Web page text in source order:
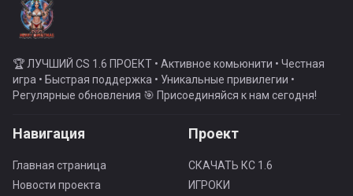
🏆 ЛУЧШИЙ CS 1.6 ПРОЕКТ • Активное комьюнити • Честная
игра • Быстрая поддержка • Уникальные привилегии •
Регулярные обновления 🎯 Присоединяйся к нам сегодня!
Навигация
Главная страница
Новости проекта
Проект
СКАЧАТЬ КС 1.6
ИГРОКИ